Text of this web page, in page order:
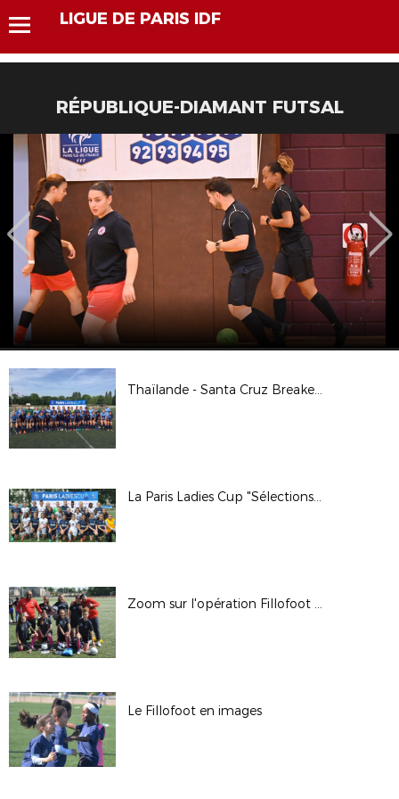
LIGUE DE PARIS IDF
RÉPUBLIQUE-DIAMANT FUTSAL
Thaïlande - Santa Cruz Breakers en images
La Paris Ladies Cup "Sélections" en images
Zoom sur l'opération Fillofoot 2/2
Le Fillofoot en images